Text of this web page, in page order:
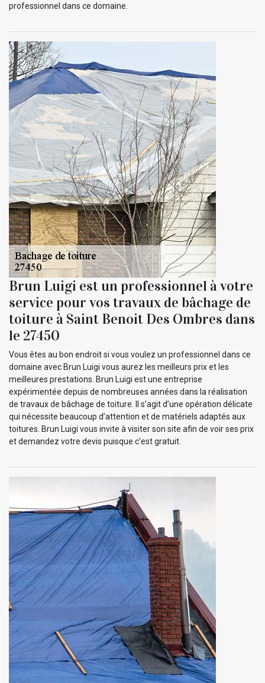
professionnel dans ce domaine.
Brun Luigi est un professionnel à votre
service pour vos travaux de bâchage de
toiture à Saint Benoit Des Ombres dans
le 27450
Vous êtes au bon endroit si vous voulez un professionnel dans ce
domaine avec Brun Luigi vous aurez les meilleurs prix et les
meilleures prestations. Brun Luigi est une entreprise
expérimentée depuis de nombreuses années dans la réalisation
de travaux de bâchage de toiture. Il s’agit d’une opération délicate
qui nécessite beaucoup d’attention et de matériels adaptés aux
toitures. Brun Luigi vous invite à visiter son site afin de voir ses prix
et demandez votre devis puisque c’est gratuit.